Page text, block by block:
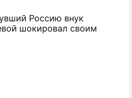
Россию внук
шокировал своим